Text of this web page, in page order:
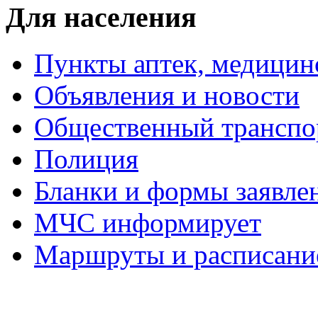
Для населения
Пункты аптек,
Объявления и новости
Общественный
Полиция
Бланки и формы
МЧС информирует
Маршруты и